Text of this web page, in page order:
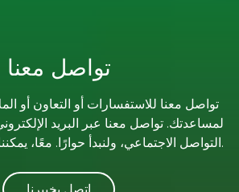
تواصل معنا
تواصل معنا للاستفسارات أو التعاون أو
لمساعدتك. تواصل معنا عبر البريد
التواصل الاجتماعي، ولنبدأ حوارًا. معًا، يمكننا صنع شيء استثنائي.